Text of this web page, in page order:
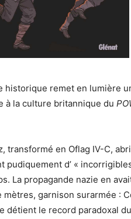
historique remet en lumière
à la culture britannique du
transformé en Oflag IV-C,
pudiquement d’ «
La propagande nazie en
mètres, garnison surarmée :
détient le record paradoxal